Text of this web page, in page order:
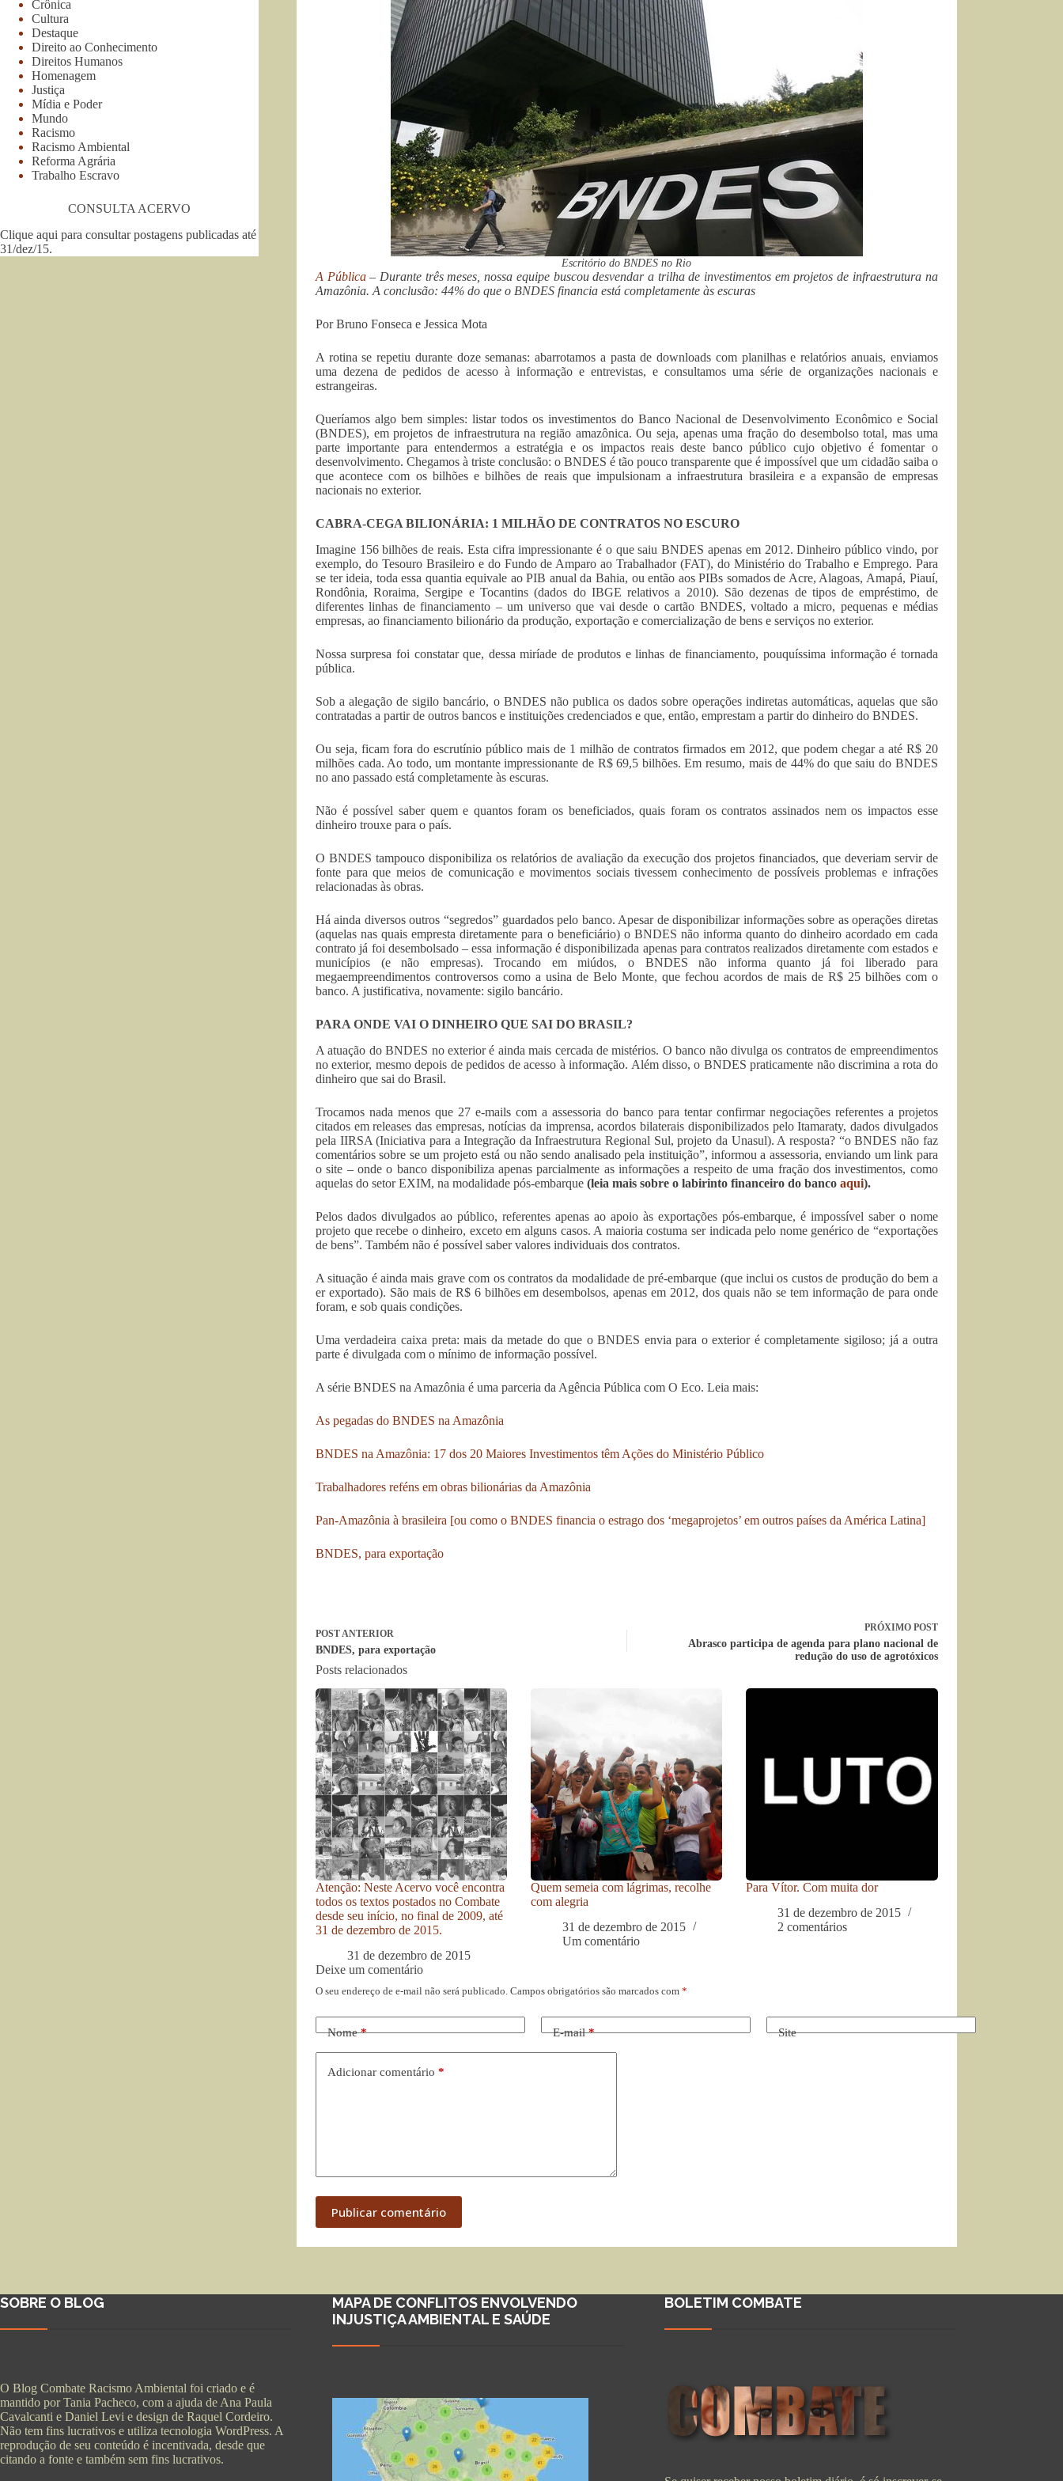
Escritório do BNDES no Rio
A Pública– Durante três meses, nossa equipe buscou desvendar a trilha de investimentos em projetos de infraestrutura na
Amazônia. A conclusão: 44% do que o BNDES financia está completamente às escuras
Por Bruno Fonseca e Jessica Mota
A rotina se repetiu durante doze semanas: abarrotamos a pasta de downloads com planilhas e relatórios anuais, enviamos
uma dezena de pedidos de acesso à informação e entrevistas, e consultamos uma série de organizações nacionais e
estrangeiras.
Queríamos algo bem simples: listar todos os investimentos do Banco Nacional de Desenvolvimento Econômico e Social
(BNDES), em projetos de infraestrutura na região amazônica. Ou seja, apenas uma fração do desembolso total, mas uma
parte importante para entendermos a estratégia e os impactos reais deste banco público cujo objetivo é fomentar o
desenvolvimento. Chegamos à triste conclusão: o BNDES é tão pouco transparente que é impossível que um cidadão saiba o
que acontece com os bilhões e bilhões de reais que impulsionam a infraestrutura brasileira e a expansão de empresas
nacionais no exterior.
CABRA-CEGA BILIONÁRIA: 1 MILHÃO DE CONTRATOS NO ESCURO
Imagine 156 bilhões de reais. Esta cifra impressionante é o que saiu BNDES apenas em 2012. Dinheiro público vindo, por
exemplo, do Tesouro Brasileiro e do Fundo de Amparo ao Trabalhador (FAT), do Ministério do Trabalho e Emprego. Para
se ter ideia, toda essa quantia equivale ao PIB anual da Bahia, ou então aos PIBs somados de Acre, Alagoas, Amapá, Piauí,
Rondônia, Roraima, Sergipe e Tocantins (dados do IBGE relativos a 2010). São dezenas de tipos de empréstimo, de
diferentes linhas de financiamento – um universo que vai desde o cartão BNDES, voltado a micro, pequenas e médias
empresas, ao financiamento bilionário da produção, exportação e comercialização de bens e serviços no exterior.
Nossa surpresa foi constatar que, dessa miríade de produtos e linhas de financiamento, pouquíssima informação é tornada
pública.
Sob a alegação de sigilo bancário, o BNDES não publica os dados sobre operações indiretas automáticas, aquelas que são
contratadas a partir de outros bancos e instituições credenciados e que, então, emprestam a partir do dinheiro do BNDES.
Ou seja, ficam fora do escrutínio público mais de 1 milhão de contratos firmados em 2012, que podem chegar a até R$ 20
milhões cada. Ao todo, um montante impressionante de R$ 69,5 bilhões. Em resumo, mais de 44% do que saiu do BNDES
no ano passado está completamente às escuras.
Não é possível saber quem e quantos foram os beneficiados, quais foram os contratos assinados nem os impactos esse
dinheiro trouxe para o país.
O BNDES tampouco disponibiliza os relatórios de avaliação da execução dos projetos financiados, que deveriam servir de
fonte para que meios de comunicação e movimentos sociais tivessem conhecimento de possíveis problemas e infrações
relacionadas às obras.
Há ainda diversos outros “segredos” guardados pelo banco. Apesar de disponibilizar informações sobre as operações diretas
(aquelas nas quais empresta diretamente para o beneficiário) o BNDES não informa quanto do dinheiro acordado em cada
contrato já foi desembolsado – essa informação é disponibilizada apenas para contratos realizados diretamente com estados e
municípios (e não empresas). Trocando em miúdos, o BNDES não informa quanto já foi liberado para
megaempreendimentos controversos como a usina de Belo Monte, que fechou acordos de mais de R$ 25 bilhões com o
banco. A justificativa, novamente: sigilo bancário.
PARA ONDE VAI O DINHEIRO QUE SAI DO BRASIL?
A atuação do BNDES no exterior é ainda mais cercada de mistérios. O banco não divulga os contratos de empreendimentos
no exterior, mesmo depois de pedidos de acesso à informação. Além disso, o BNDES praticamente não discrimina a rota do
dinheiro que sai do Brasil.
Trocamos nada menos que 27 e-mails com a assessoria do banco para tentar confirmar negociações referentes a projetos
citados em releases das empresas, notícias da imprensa, acordos bilaterais disponibilizados pelo Itamaraty, dados divulgados
pela IIRSA (Iniciativa para a Integração da Infraestrutura Regional Sul, projeto da Unasul). A resposta? “o BNDES não faz
comentários sobre se um projeto está ou não sendo analisado pela instituição”, informou a assessoria, enviando um link para
o site – onde o banco disponibiliza apenas parcialmente as informações a respeito de uma fração dos investimentos, como
aquelas do setor EXIM, na modalidade pós-embarque (leia mais sobre o labirinto financeiro do banco aqui).
Pelos dados divulgados ao público, referentes apenas ao apoio às exportações pós-embarque, é impossível saber o nome
projeto que recebe o dinheiro, exceto em alguns casos. A maioria costuma ser indicada pelo nome genérico de “exportações
de bens”. Também não é possível saber valores individuais dos contratos.
A situação é ainda mais grave com os contratos da modalidade de pré-embarque (que inclui os custos de produção do bem a
er exportado). São mais de R$ 6 bilhões em desembolsos, apenas em 2012, dos quais não se tem informação de para onde
foram, e sob quais condições.
Uma verdadeira caixa preta: mais da metade do que o BNDES envia para o exterior é completamente sigiloso; já a outra
parte é divulgada com o mínimo de informação possível.
A série BNDES na Amazônia é uma parceria da Agência Pública com O Eco. Leia mais:
As pegadas do BNDES na Amazônia
BNDES na Amazônia: 17 dos 20 Maiores Investimentos têm Ações do Ministério Público
Trabalhadores reféns em obras bilionárias da Amazônia
Pan-Amazônia à brasileira [ou como o BNDES financia o estrago dos ‘megaprojetos’ em outros países da América Latina]
BNDES, para exportação
POSTANTERIOR
BNDES, para exportação
PRÓXIMO POST
Abrasco participa de agenda para plano nacional de
redução do uso de agrotóxicos
Posts relacionados
Atenção: Neste Acervo você encontra
todos os textos postados no Combate
desde seu início, no final de 2009, até
31 de dezembro de 2015.
31 de dezembro de 2015
Quem semeia com lágrimas, recolhe
com alegria
31 de dezembro de 2015
Um comentário
Para Vítor. Com muita dor
31 de dezembro de 2015
2 comentários
Deixe um comentário
O seu endereço de e-mail não será publicado. Campos obrigatórios são marcados com *
Nome* E-mail* Site
Adicionar comentário *
Publicar comentário
Crônica
Cultura
Destaque
Direito ao Conhecimento
Direitos Humanos
Homenagem
Justiça
Mídia e Poder
Mundo
Racismo
Racismo Ambiental
Reforma Agrária
Trabalho Escravo
CONSULTA ACERVO
Clique aqui para consultar postagens publicadas até
31/dez/15.
SOBRE O BLOG
O Blog Combate Racismo Ambiental foi criado e é
mantido por Tania Pacheco, com a ajuda de Ana Paula
Cavalcanti e Daniel Levi e design de Raquel Cordeiro.
Não tem fins lucrativos e utiliza tecnologia WordPress. A
reprodução de seu conteúdo é incentivada, desde que
citando a fonte e também sem fins lucrativos.
MAPA DE CONFLITOS ENVOLVENDO
INJUSTIÇA AMBIENTAL E SAÚDE
BOLETIM COMBATE